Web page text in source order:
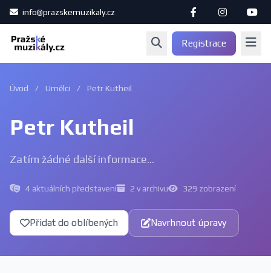
info@prazskemuzikaly.cz
Registrace
Úvod / Umělci / Petr Kutheil
Petr Kutheil
Zatím žádné další informace...
4 aktuálních představení 2 v archivu 329 zobrazení
Přidat do oblíbených Navrhnout úpravy